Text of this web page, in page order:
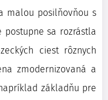
malou posilňovňou s
sa rozrástla
ciest rôznych
zmodernizovaná a
základňu pre